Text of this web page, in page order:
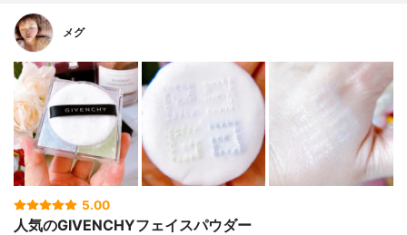
メグ
5.00
人気のGIVENCHYフェイスパウダー